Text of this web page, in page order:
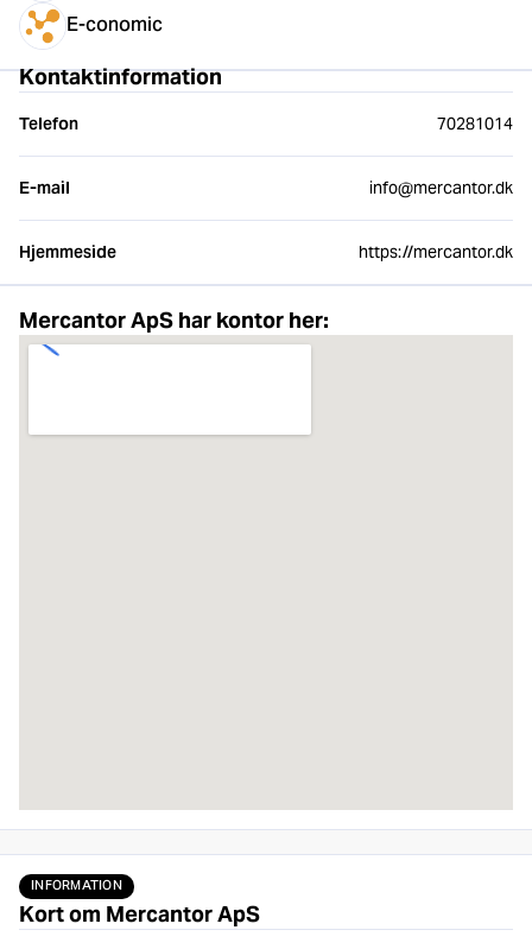
E-conomic
Kontaktinformation
Telefon 70281014
E-mail info@mercantor.dk
Hjemmeside https://mercantor.dk
Mercantor ApS har kontor her:
INFORMATION
Kort om Mercantor ApS